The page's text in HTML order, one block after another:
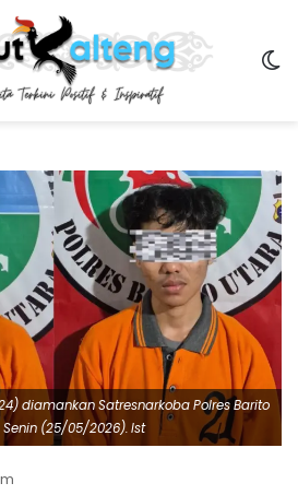
diamankan Satresnarkoba Polres Barito
Senin (25/05/2026). Ist